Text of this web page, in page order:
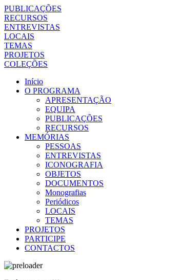
PUBLICAÇÕES
RECURSOS
ENTREVISTAS
LOCAIS
TEMAS
PROJETOS
COLEÇÕES
Início
O PROGRAMA
APRESENTAÇÃO
EQUIPA
PUBLICAÇÕES
RECURSOS
MEMÓRIAS
PESSOAS
ENTREVISTAS
ICONOGRAFIA
OBJETOS
DOCUMENTOS
Monografias
Periódicos
LOCAIS
TEMAS
PROJETOS
PARTICIPE
CONTACTOS